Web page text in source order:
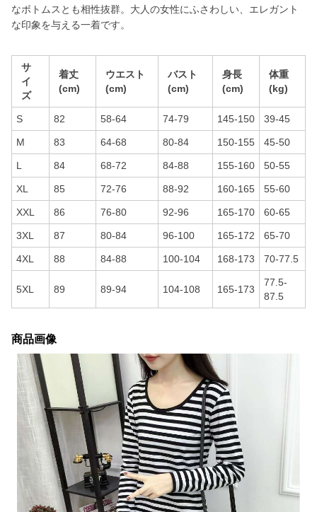
なボトムスとも相性抜群。大人の女性にふさわしい、エレガント
な印象を与える一着です。
サ
イ
ズ
着丈
(cm)
ウエスト
(cm)
バスト
(cm)
身長
(cm)
体重
(kg)
S 82 58-64 74-79 145-150 39-45
M 83 64-68 80-84 150-155 45-50
L 84 68-72 84-88 155-160 50-55
XL 85 72-76 88-92 160-165 55-60
XXL 86 76-80 92-96 165-170 60-65
3XL 87 80-84 96-100 165-172 65-70
4XL 88 84-88 100-104 168-173 70-77.5
5XL 89 89-94 104-108 165-173
77.5-
87.5
商品画像